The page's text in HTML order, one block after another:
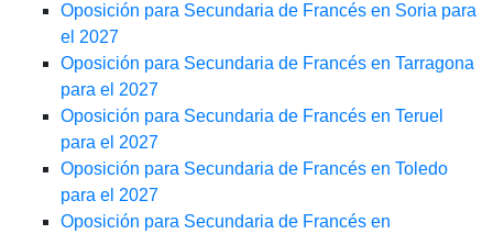
Oposición para Secundaria de Francés en Soria para
el 2027
Oposición para Secundaria de Francés en Tarragona
para el 2027
Oposición para Secundaria de Francés en Teruel
para el 2027
Oposición para Secundaria de Francés en Toledo
para el 2027
Oposición para Secundaria de Francés en